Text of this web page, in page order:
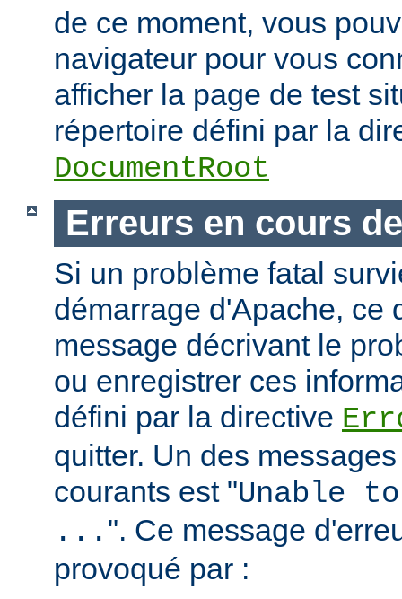
de ce moment, vous
navigateur pour vous
afficher la page de test
répertoire défini par la
DocumentRoot
Erreurs en cours
Si un problème fatal
démarrage d'Apache, ce
message décrivant le
ou enregistrer ces
défini par la directive
quitter. Un des
courants est "Unable
... ". Ce message
provoqué par :